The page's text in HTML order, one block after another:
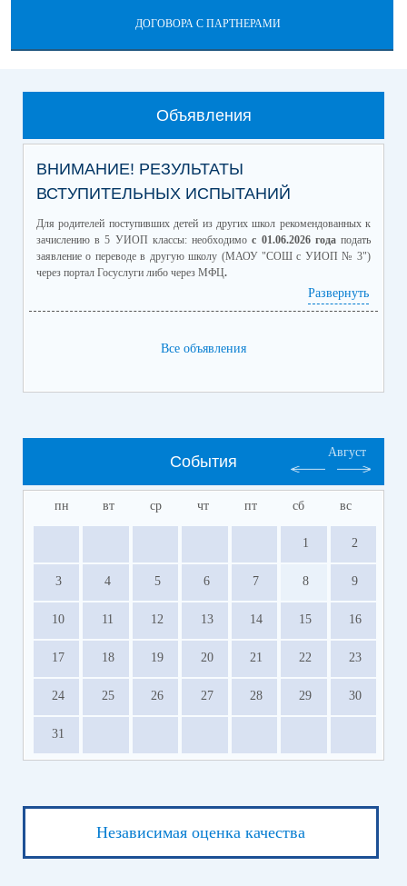
ДОГОВОРА С ПАРТНЕРАМИ
Объявления
ВНИМАНИЕ! РЕЗУЛЬТАТЫ
ВСТУПИТЕЛЬНЫХ ИСПЫТАНИЙ
Для родителей поступивших детей из других школ рекомендованных к
зачислению в 5 УИОП классы: необходимос 01.06.2026 годаподать
заявление о переводе в другую школу (МАОУ "СОШ с УИОП № 3")
через портал Госуслуги либо через МФЦ.
состоится родительское собрание будущих
Развернуть
Все объявления
События
Август
пн вт ср чт пт сб вс
1 2
3 4 5 6 7 8 9
10 11 12 13 14 15 16
17 18 19 20 21 22 23
24 25 26 27 28 29 30
31
Независимая оценка качества